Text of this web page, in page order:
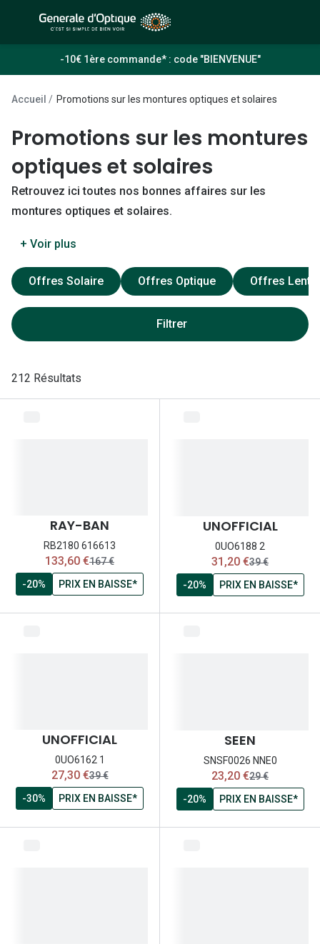
Lunettes de soleil
Sélection -20%
Lunettes de vue
Sélection -50%
Sélection -20%
Lunettes
Toutes
Lunettes
Lunettes
Lunettes
Lunettes
Lunettes
Coach
Unofficial
-10€ 1ère commande* : code "BIENVENUE"
Accueil Promotions sur les montures optiques et solaires
Promotions sur les montures
optiques et solaires
Retrouvez ici toutes nos bonnes affaires sur les
montures optiques et solaires.
+ Voir plus
Offres Solaire Offres Optique Offres
Filtrer
212 Résultats
RAY-BAN
RB2180 616613
maintenant:
133,60 €ancien prix:
167 €
-20%
PRIX EN BAISSE*
UNOFFICIAL
0UO6188 2
maintenant:
31,20 €ancien prix:
39 €
-20%
PRIX EN BAISSE*
UNOFFICIAL
0UO6162 1
maintenant:
27,30 €ancien prix:
39 €
-30%
PRIX EN BAISSE*
SEEN
SNSF0026 NNE0
maintenant:
23,20 €ancien prix:
29 €
-20%
PRIX EN BAISSE*